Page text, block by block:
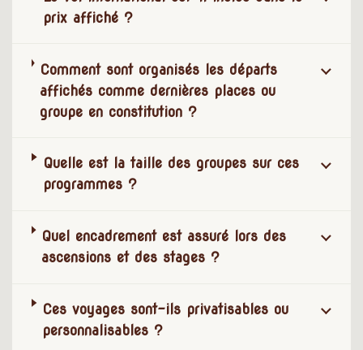
prix affiché ?
Comment sont organisés les départs
affichés comme dernières places ou
groupe en constitution ?
Quelle est la taille des groupes sur ces
programmes ?
Quel encadrement est assuré lors des
ascensions et des stages ?
Ces voyages sont-ils privatisables ou
personnalisables ?